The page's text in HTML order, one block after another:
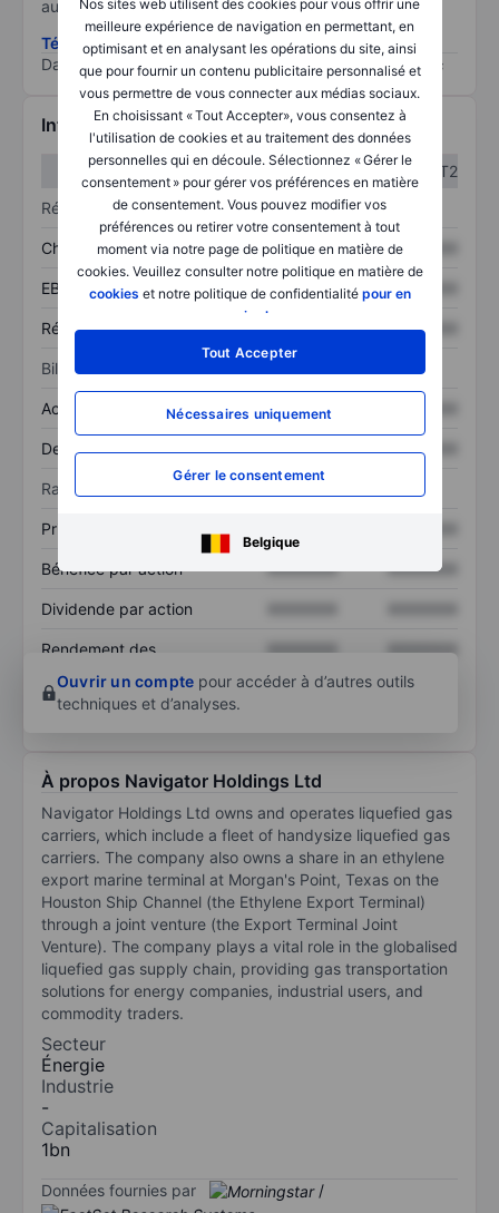
Nos sites web utilisent des cookies pour vous offrir une
meilleure expérience de navigation en permettant, en
optimisant et en analysant les opérations du site, ainsi
que pour fournir un contenu publicitaire personnalisé et
vous permettre de vous connecter aux médias sociaux.
En choisissant « Tout Accepter», vous consentez à
l'utilisation de cookies et au traitement des données
personnelles qui en découle. Sélectionnez « Gérer le
consentement » pour gérer vos préférences en matière
de consentement. Vous pouvez modifier vos
préférences ou retirer votre consentement à tout
moment via notre page de politique en matière de
cookies. Veuillez consulter notre politique en matière de
cookies et notre politique de confidentialité pour en
savoir plus
Tout Accepter
Nécessaires uniquement
Gérer le consentement
Belgique
au risque le plus élevé).
Télécharger la méthodologie ESG (en anglais)
Data provided by
/
Informations financières
T1
T2
Résultats
Chiffre d’affaires XXXXXXX XXXXXXX
EBITDA XXXXXXX XXXXXXX
Résultat net XXXXXXX XXXXXXX
Bilan
Actif total XXXXXXX
Dette totale XXXXXXX XXXXXXX
Ratios
Prix / ventes
Bénéfice par action XXXXXXX XXXXXXX
Dividende par action
Rendement des
XXXXXXX
XXXXXXX
Ouvrir un compte pour accéder à d’autres outils
techniques et d’analyses.
À propos Navigator Holdings Ltd
Navigator Holdings Ltd owns and operates liquefied gas
carriers, which include a fleet of handysize liquefied gas
carriers. The company also owns a share in an ethylene
export marine terminal at Morgan's Point, Texas on the
Houston Ship Channel (the Ethylene Export Terminal)
through a joint venture (the Export Terminal Joint
Venture). The company plays a vital role in the globalised
liquefied gas supply chain, providing gas transportation
solutions for energy companies, industrial users, and
commodity traders.
Secteur
Énergie
Industrie
-
Capitalisation
1bn
Données fournies par /